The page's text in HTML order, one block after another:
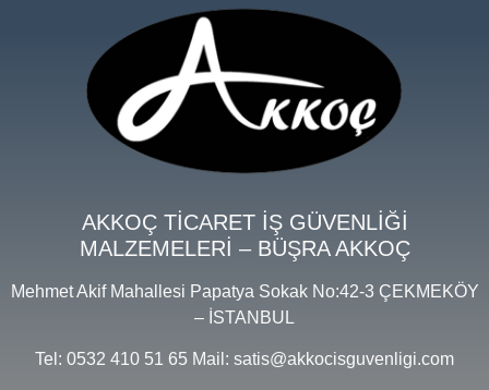
AKKOÇ TİCARET İŞ GÜVENLİĞİ
MALZEMELERİ – BÜŞRA AKKOÇ
Mehmet Akif Mahallesi Papatya Sokak No:42-3 ÇEKMEKÖY
– İSTANBUL
Tel: 0532 410 51 65 Mail: satis@akkocisguvenligi.com